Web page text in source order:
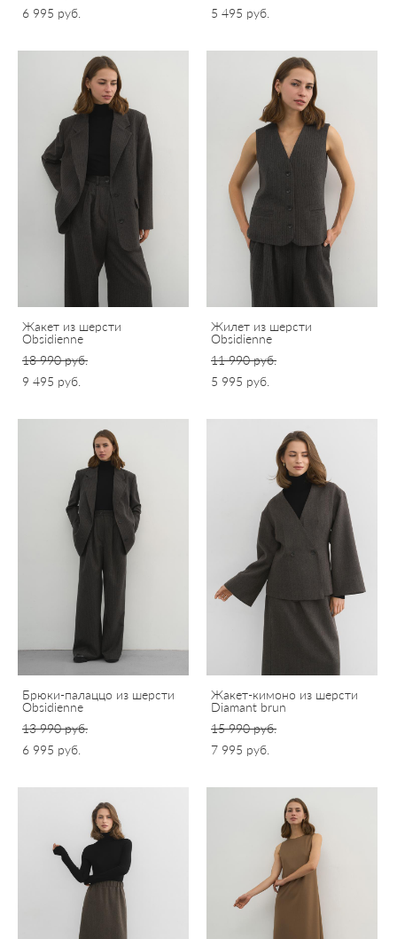
6 995 pуб.
5 495 pуб.
Жакет из шерсти
Obsidienne
18 990 pуб.
9 495 pуб.
Жилет из шерсти
Obsidienne
11 990 pуб.
5 995 pуб.
Брюки-палаццо из шерсти
Obsidienne
13 990 pуб.
6 995 pуб.
Жакет-кимоно из шерсти
Diamant brun
15 990 pуб.
7 995 pуб.